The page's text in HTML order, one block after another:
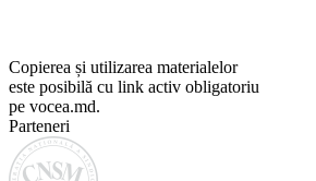
Copierea și utilizarea materialelor
este posibilă cu link activ obligatoriu
pe vocea.md.
Parteneri